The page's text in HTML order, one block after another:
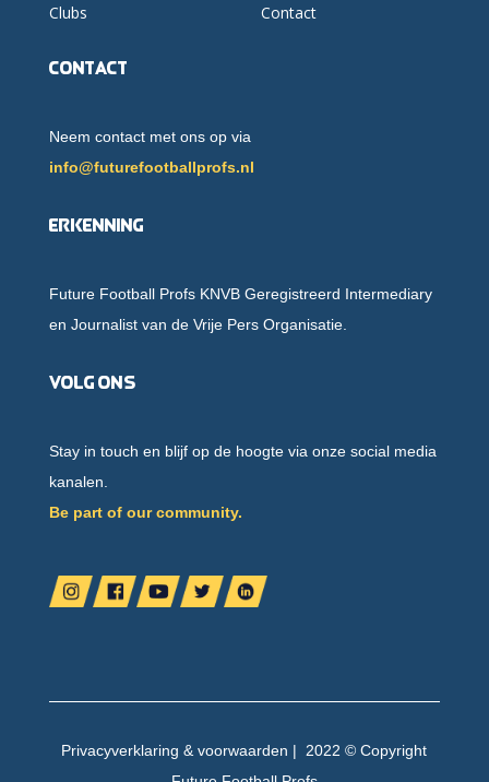
Clubs
Contact
Contact
Neem contact met ons op via
info@futurefootballprofs.nl
Erkenning
Future Football Profs KNVB Geregistreerd Intermediary
en Journalist van de Vrije Pers Organisatie.
Volg ons
Stay in touch en blijf op de hoogte via onze social media
kanalen.
Be part of our community.
Privacyverklaring &voorwaarden | 2022 © Copyright